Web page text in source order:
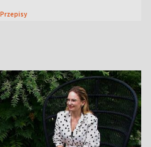
Przepisy